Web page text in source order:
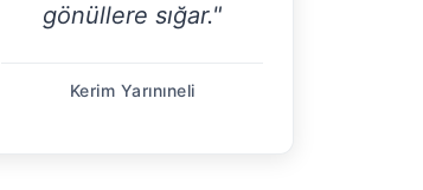
gönüllere sığar."
Kerim Yarınıneli